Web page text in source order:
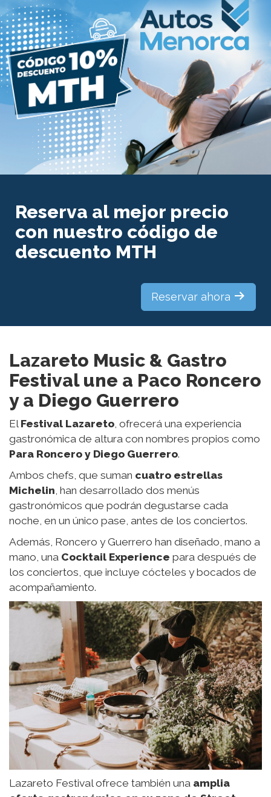
Reserva al mejor precio
con nuestro código de
descuento MTH
Reservar ahora
Lazareto Music & Gastro
Festival une a Paco Roncero
y a Diego Guerrero
El Festival Lazareto , ofrecerá una experiencia
gastronómica de altura con nombres propios como
Para Roncero y Diego Guerrero.
Ambos chefs, que suman cuatro estrellas
Michelin , han desarrollado dos menús
gastronómicos que podrán degustarse cada
noche, en un único pase, antes de los conciertos.
Además, Roncero y Guerrero han diseñado, mano a
mano, una Cocktail Experience para después de
los conciertos, que incluye cócteles y bocados de
acompañamiento.
Lazareto Festival ofrece también una amplia